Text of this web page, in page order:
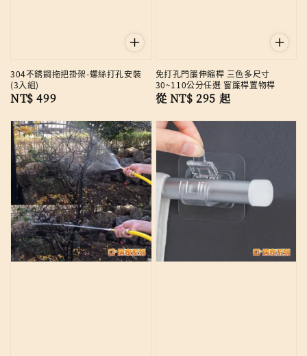
304不銹鋼拖把掛架-螺絲打孔安裝
(3入組)
Regular
NT$ 499
免打孔門簾伸縮桿 三色多尺寸
30~110公分任選 窗簾桿置物桿
Regular
從NT$ 295 起